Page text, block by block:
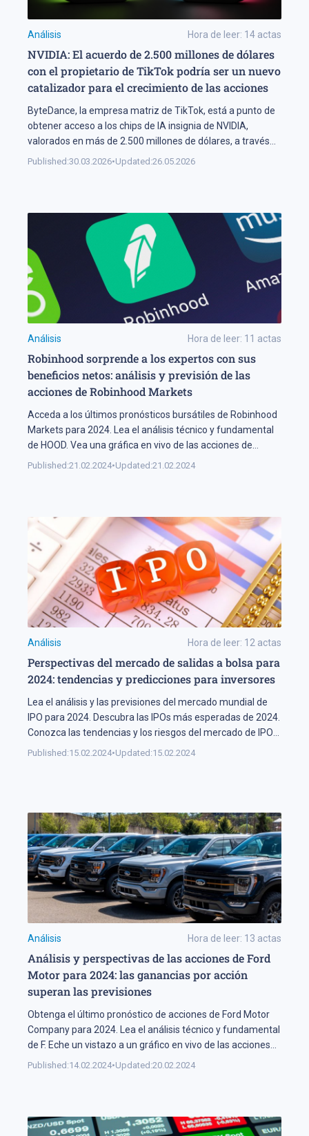
Análisis Hora de leer: 14 actas
NVIDIA: El acuerdo de 2.500 millones de dólares
con el propietario de TikTok podría ser un nuevo
catalizador para el crecimiento de las acciones
ByteDance, la empresa matriz de TikTok, está a punto de
obtener acceso a los chips de IA insignia de NVIDIA,
valorados en más de 2.500 millones de dólares, a través
de centros de datos en Malasia. El acuerdo indica que
Published:30.03.2026•Updated:26.05.2026
Análisis Hora de leer: 11 actas
Robinhood sorprende a los expertos con sus
beneficios netos: análisis y previsión de las
acciones de Robinhood Markets
Acceda a los últimos pronósticos bursátiles de Robinhood
Markets para 2024. Lea el análisis técnico y fundamental
de HOOD. Vea una gráfica en vivo de las acciones de
Robinhood Markets.
Published:21.02.2024•Updated:21.02.2024
Análisis Hora de leer: 12 actas
Perspectivas del mercado de salidas a bolsa para
2024: tendencias y predicciones para inversores
Lea el análisis y las previsiones del mercado mundial de
IPO para 2024. Descubra las IPOs más esperadas de 2024.
Conozca las tendencias y los riesgos del mercado de IPOs
para 2024.
Published:15.02.2024•Updated:15.02.2024
Análisis Hora de leer: 13 actas
Análisis y perspectivas de las acciones de Ford
Motor para 2024: las ganancias por acción
superan las previsiones
Obtenga el último pronóstico de acciones de Ford Motor
Company para 2024. Lea el análisis técnico y fundamental
de F. Eche un vistazo a un gráfico en vivo de las acciones
de Ford Motor.
Published:14.02.2024•Updated:20.02.2024